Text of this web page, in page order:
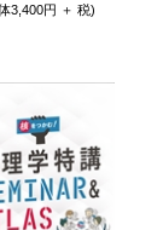
3,400円 ＋ 税)